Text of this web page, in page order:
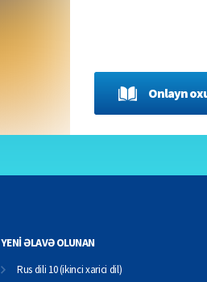
Onlayn
YENİ ƏLAVƏ OLUNAN
Rus dili 10 (ikinci xarici dil)